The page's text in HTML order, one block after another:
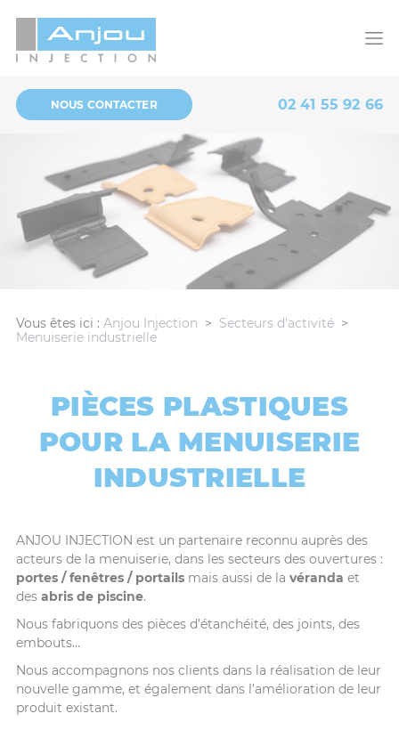
NOUS CONTACTER 02 41 55 92 66
Vous êtes ici : Anjou Injection > Secteurs d'activité>
Menuiserie industrielle
PIÈCES PLASTIQUES
POUR LA MENUISERIE
INDUSTRIELLE
ANJOU INJECTION est un partenaire reconnu auprès des
acteurs de la menuiserie, dans les secteurs des ouvertures :
portes / fenêtres / portails mais aussi de la véranda et
des abris de piscine.
Nous fabriquons des pièces d’étanchéité, des joints, des
embouts…
Nous accompagnons nos clients dans la réalisation de leur
nouvelle gamme, et également dans l’amélioration de leur
produit existant.